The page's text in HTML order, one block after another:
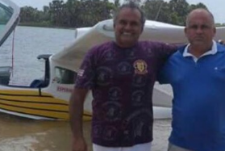
Vossa Excelência que eu estou
fora."
PAULO VELTEN
Desembargador
maranhense desde março
de 2007. Ocupou o cargo de